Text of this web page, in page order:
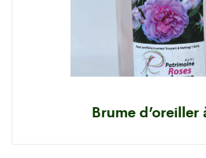
Brume d’oreiller